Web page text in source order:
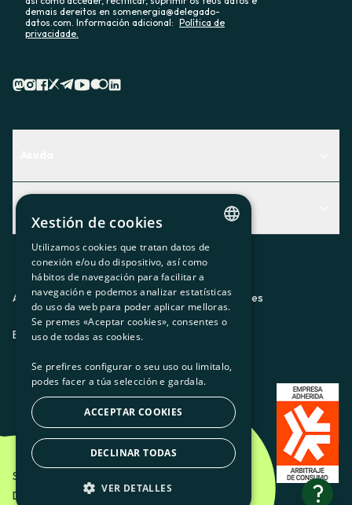
demais dereitos en somenergia@delegado-
datos.com. Información adicional: Política de
privacidade.
Descubre qué servicio te encaja mejor
Contacto
Actualidad
O recuncho da socia
Prensa
Trabaja con nosotros
Aviso legalPolítica de privacidadPolítica de cookies
ES CAGLEU
Som Energia SCCL - 2026
Diseño creativo de Etéreo Design.
?
CATALAN
SPANISH
GL
Xestión de cookies
Utilizamos cookies que tratan datos de
conexión e/ou do dispositivo, así como
hábitos de navegación para facilitar a
navegación e podemos analizar estatísticas
do uso da web para poder aplicar melloras.
Se premes «Aceptar cookies», consentes o
uso de todas as cookies.
Se prefires configurar o seu uso ou limitalo,
podes facer a túa selección e gardala.
ACCEPTAR COOKIES
DECLINAR TODAS
VER DETALLES